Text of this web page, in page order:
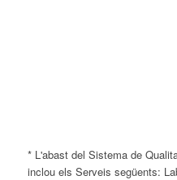
* L'abast del Sistema de
inclou els Serveis següents: